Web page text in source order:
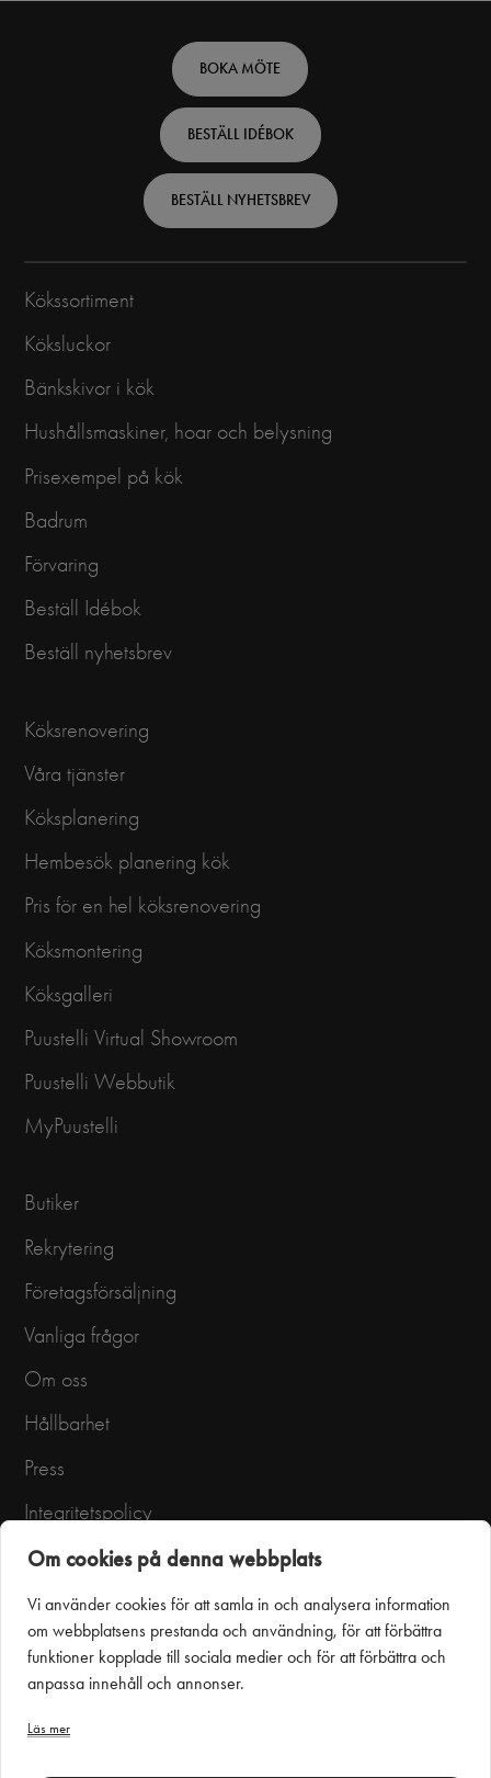
Swedish
BOKA MÖTE
BESTÄLL IDÉBOK
BESTÄLL NYHETSBREV
Kökssortiment
Köksluckor
Bänkskivor i kök
Hushållsmaskiner, hoar och belysning
Prisexempel på kök
Badrum
Förvaring
Beställ Idébok
Beställ nyhetsbrev
Köksrenovering
Våra tjänster
Köksplanering
Hembesök planering kök
Pris för en hel köksrenovering
Köksmontering
Köksgalleri
Puustelli Virtual Showroom
Puustelli Webbutik
MyPuustelli
Butiker
Rekrytering
Företagsförsäljning
Vanliga frågor
Om oss
Hållbarhet
Press
Integritetspolicy
Användarvillkor
Om cookies på denna webbplats
Vi använder cookies för att samla in och analysera information
om webbplatsens prestanda och användning, för att förbättra
funktioner kopplade till sociala medier och för att förbättra och
anpassa innehåll och annonser.
Läs mer